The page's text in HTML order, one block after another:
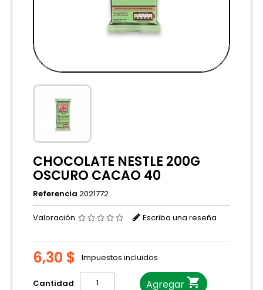
CHOCOLATE NESTLE 200G
OSCURO CACAO 40
Referencia 2021772
Valoración Escriba una reseña
6,30 $ Impuestos incluidos
Cantidad Agregar 